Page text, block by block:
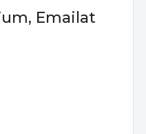
Emailat